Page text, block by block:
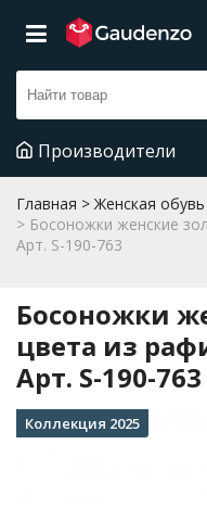
Производители
Главная Женская обувь
Босоножки женские
Арт. S-190-763
Босоножки
цвета из
Арт. S-190-763
Коллекция 2025